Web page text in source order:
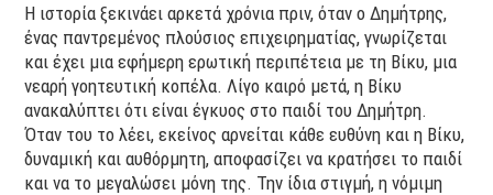
Η ιστορία ξεκινάει αρκετά χρόνια πριν, όταν ο Δημήτρης,
ένας παντρεμένος πλούσιος επιχειρηματίας, γνωρίζεται
και έχει μια εφήμερη ερωτική περιπέτεια με τη Βίκυ, μια
νεαρή γοητευτική κοπέλα. Λίγο καιρό μετά, η Βίκυ
ανακαλύπτει ότι είναι έγκυος στο παιδί του Δημήτρη.
Όταν του το λέει, εκείνος αρνείται κάθε ευθύνη και η Βίκυ,
δυναμική και αυθόρμητη, αποφασίζει να κρατήσει το παιδί
και να το μεγαλώσει μόνη της. Την ίδια στιγμή, η νόμιμη